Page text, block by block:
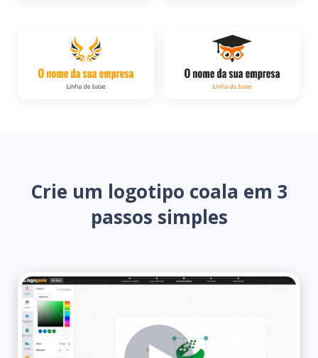
Crie um logotipo coala em 3
passos simples